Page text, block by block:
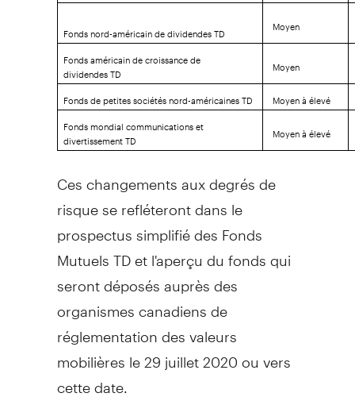
Fonds nord-américain de dividendes TD
Moyen
Fonds américain de croissance de
dividendes TD
Moyen
Fonds de petites sociétés nord-américaines TD
Moyen à élevé
Fonds mondial communications et
divertissement TD Moyen à élevé
Ces changements aux degrés de
risque se refléteront dans le
prospectus simplifié des Fonds
Mutuels TD et l'aperçu du fonds qui
seront déposés auprès des
organismes canadiens de
réglementation des valeurs
mobilières le 29 juillet 2020 ou vers
cette date.